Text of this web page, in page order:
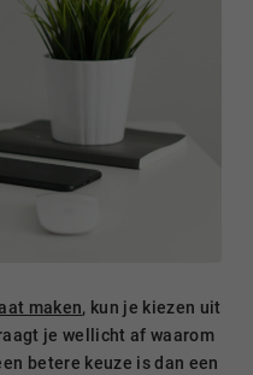
maken, kun je kiezen uit
je wellicht af waarom
betere keuze is dan een